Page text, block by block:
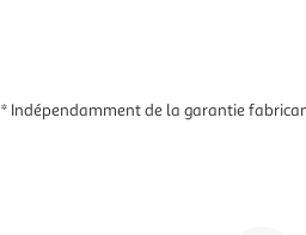
* Indépendamment de la garantie